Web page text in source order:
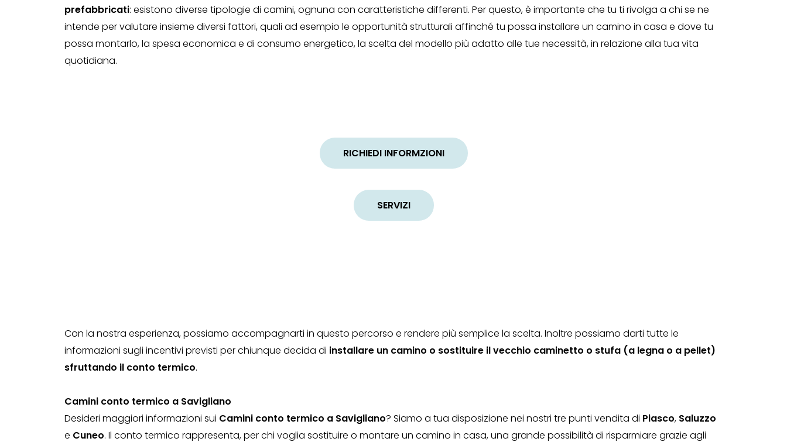
prefabbricati: esistono diverse tipologie di camini, ognuna con caratteristiche differenti. Per questo, è importante che tu ti rivolga a chi se ne
intende per valutare insieme diversi fattori, quali ad esempio le opportunità strutturali affinché tu possa installare un camino in casa e dove tu
possa montarlo, la spesa economica e di consumo energetico, la scelta del modello più adatto alle tue necessità, in relazione alla tua vita
quotidiana.
RICHIEDI INFORMZIONI
SERVIZI
Con la nostra esperienza, possiamo accompagnarti in questo percorso e rendere più semplice la scelta. Inoltre possiamo darti tutte le
informazioni sugli incentivi previsti per chiunque decida di installare un camino o sostituire il vecchio caminetto o stufa (a legna o a pellet)
sfruttando il conto termico.
Camini conto termico a Savigliano
Desideri maggiori informazioni sui Camini conto termico a Savigliano? Siamo a tua disposizione nei nostri tre punti vendita di Piasco, Saluzzo
e Cuneo. Il conto termico rappresenta, per chi voglia sostituire o montare un camino in casa, una grande possibilità di risparmiare grazie agli